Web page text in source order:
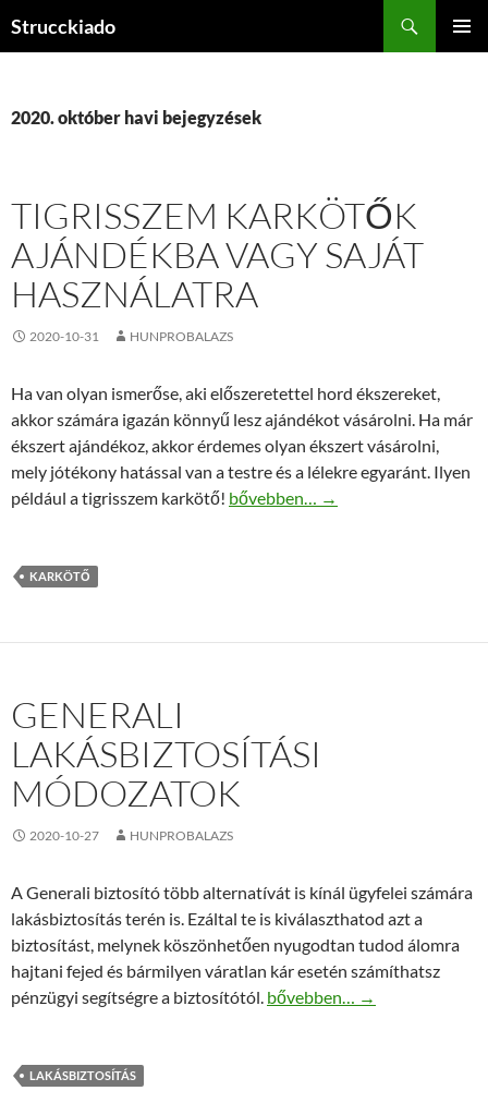
Strucckiado
2020. október havi bejegyzések
TIGRISSZEM KARKÖTŐK
AJÁNDÉKBA VAGY SAJÁT
HASZNÁLATRA
2020-10-31 HUNPROBALAZS
Ha van olyan ismerőse, aki előszeretettel hord ékszereket,
akkor számára igazán könnyű lesz ajándékot vásárolni. Ha már
ékszert ajándékoz, akkor érdemes olyan ékszert vásárolni,
mely jótékony hatással van a testre és a lélekre egyaránt. Ilyen
például a tigrisszem karkötő! Tigrisszem karkötők ajándékba
bővebben… →
KARKÖTŐ
GENERALI
LAKÁSBIZTOSÍTÁSI
MÓDOZATOK
2020-10-27 HUNPROBALAZS
A Generali biztosító több alternatívát is kínál ügyfelei számára
lakásbiztosítás terén is. Ezáltal te is kiválaszthatod azt a
biztosítást, melynek köszönhetően nyugodtan tudod álomra
hajtani fejed és bármilyen váratlan kár esetén számíthatsz
pénzügyi segítségre a biztosítótól. Generali lakásbiztosítási
bővebben… →
LAKÁSBIZTOSÍTÁS